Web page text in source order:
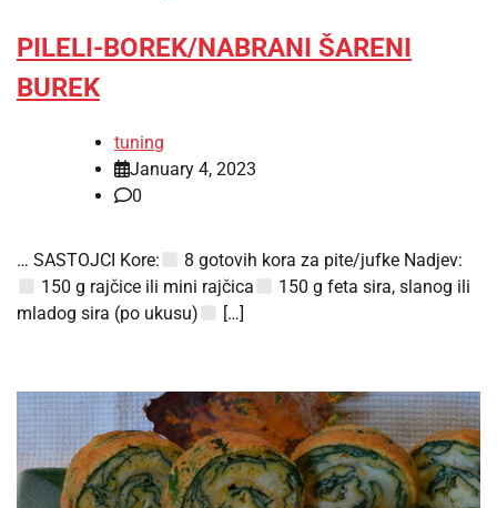
PILELI-BOREK/NABRANI ŠARENI
BUREK
tuning
January 4, 2023
0
… SASTOJCI Kore:
8 gotovih kora za pite/jufke Nadjev:
150 g rajčice ili mini rajčica
150 g feta sira, slanog ili
mladog sira (po ukusu)
[…]